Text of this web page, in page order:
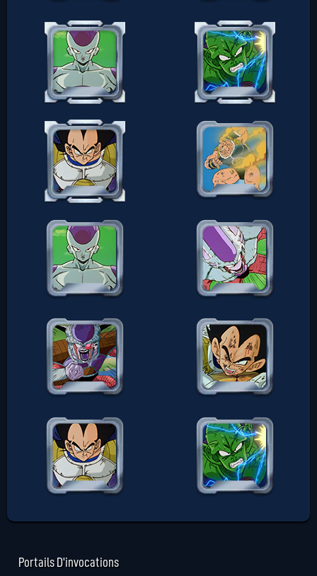
Portails D'invocations